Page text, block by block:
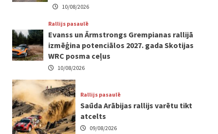
10/08/2026
Rallijs pasaulē
Evanss un Ārmstrongs Grempianas rallijā
izmēģina potenciālos 2027. gada Skotijas
WRC posma ceļus
10/08/2026
Rallijs pasaulē
Saūda Arābijas rallijs varētu tikt
atcelts
09/08/2026